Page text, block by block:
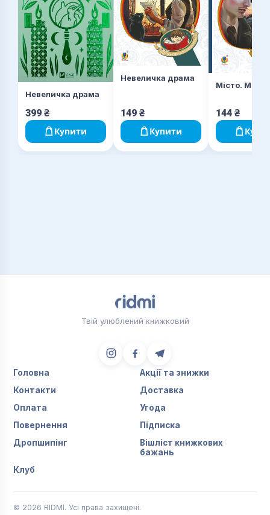
Невеличка драма
399 ₴
Купити
Невеличка драма
149 ₴
Купити
Місто. Місто
144 ₴
Твій улюблений книжковий
Головна
Акції та знижки
Контакти
Доставка
Оплата
Угода
Повернення
Підписка
Дропшипінг
Вішліст книжкових
бажань
Клуб
© 2026 RIDMI. Усі права захищені.